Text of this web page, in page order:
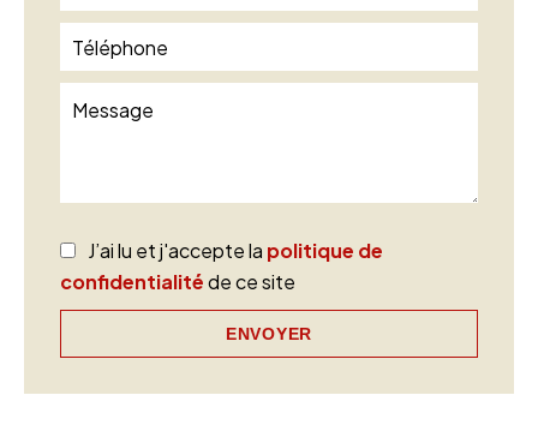
J’ai lu et j'accepte la politique de
confidentialitéde ce site
ENVOYER